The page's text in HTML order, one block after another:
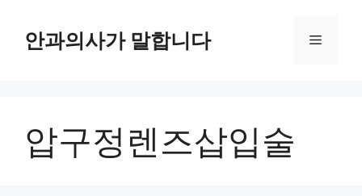
안과의사가 말합니다 메
압구정렌즈삽입술